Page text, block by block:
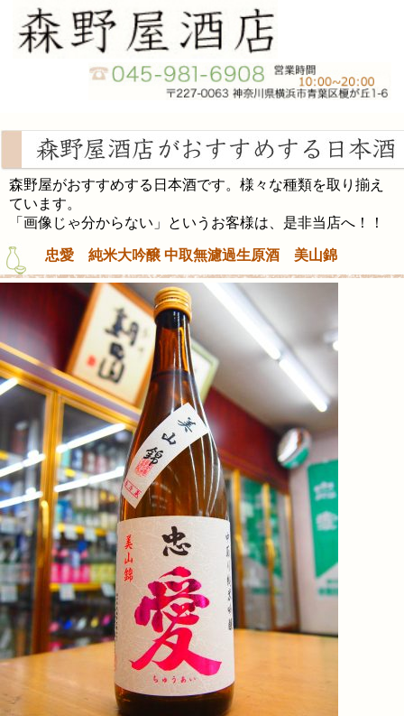
森野屋がおすすめする日本酒です。様々な種類を取り揃え
ています。
「画像じゃ分からない」というお客様は、是非当店へ！！
忠愛 純米大吟醸 中取無濾過生原酒 美山錦